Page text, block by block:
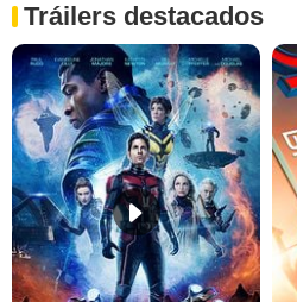
Tráilers destacados